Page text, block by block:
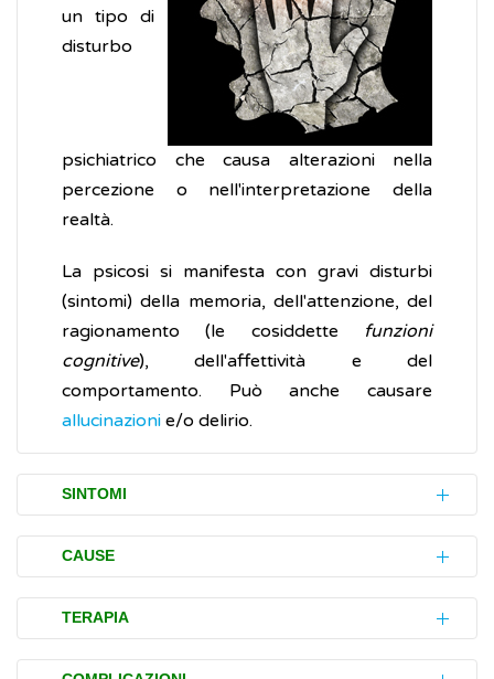
un tipo di
disturbo
psichiatrico che causa alterazioni nella
percezione o nell'interpretazione della
realtà.
La psicosi si manifesta con gravi disturbi
(sintomi) della memoria, dell'attenzione, del
ragionamento (le cosiddette funzioni
cognitive), dell'affettività e del
comportamento. Può anche causare
allucinazioni e/o delirio.
SINTOMI
I principali disturbi (sintomi) causati dalla
psicosi sono:
allucinazioni
CAUSE
La psicosi può essere scatenata da diversi
tipi di fattori: cause psicologiche, malattie
fisiche, abuso di sostanze, farmaci,
TERAPIA